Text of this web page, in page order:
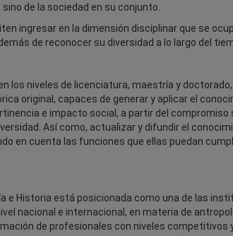
de la sociedad en su conjunto.
ingresar en la dimensión disciplinar que se
de reconocer su diversidad a lo largo del
los niveles de licenciatura, maestría y
original, capaces de generar y aplicar el
e impacto social, a partir del
Así como, actualizar y difundir el
en cuenta las funciones que ellas puedan
e Historia está posicionada como una de las
nacional e internacional, en materia de
de profesionales con niveles competitivos